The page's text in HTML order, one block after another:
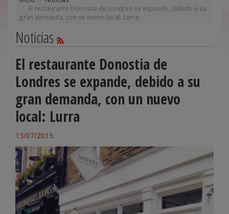
El restaurante Donostia de Londres se expande, debido a su
gran demanda, con un nuevo local: Lurra
Noticias
El restaurante Donostia de
Londres se expande, debido a su
gran demanda, con un nuevo
local: Lurra
13/07/2015